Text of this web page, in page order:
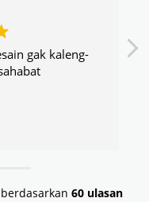
gak kaleng-
berdasarkan 60 ulasan